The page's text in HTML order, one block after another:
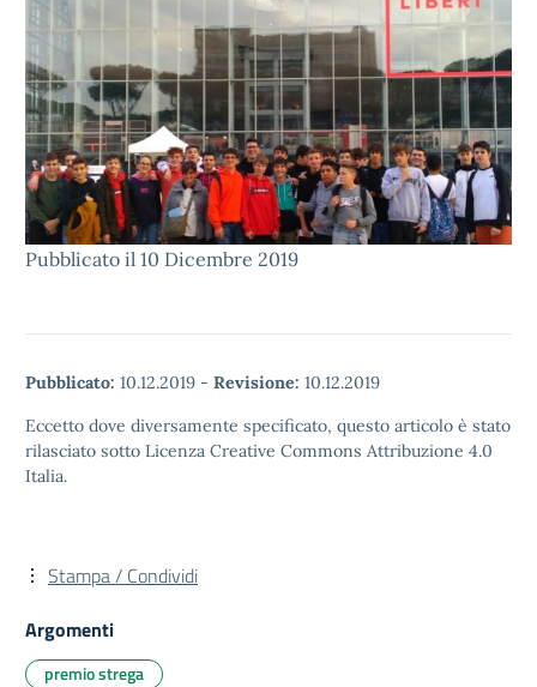
Pubblicato il 10 Dicembre 2019
Pubblicato: 10.12.2019 - Revisione: 10.12.2019
Eccetto dove diversamente specificato, questo articolo è stato
rilasciato sotto Licenza Creative Commons Attribuzione 4.0
Italia.
Stampa / Condividi
Argomenti
premio strega